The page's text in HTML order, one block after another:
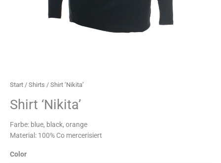
Start / Shirts / Shirt ‘Nikita’
Shirt ‘Nikita’
Farbe: blue, black, orange
Material: 100% Co mercerisiert
Color